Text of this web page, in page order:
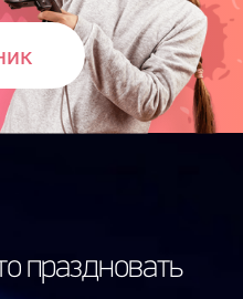
праздновать